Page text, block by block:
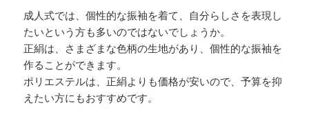
成人式では、個性的な振袖を着て、自分らしさを表現し
たいという方も多いのではないでしょうか。
正絹は、さまざまな色柄の生地があり、個性的な振袖を
作ることができます。
ポリエステルは、正絹よりも価格が安いので、予算を抑
えたい方にもおすすめです。